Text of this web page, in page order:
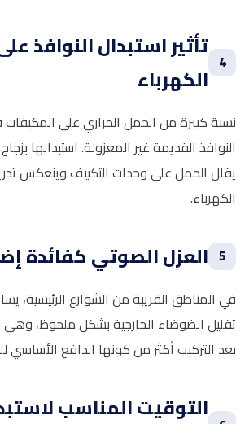
4 تأثير استبدال النوافذ
الكهرباء
نسبة كبيرة من الحمل الحراري على
النوافذ القديمة غير المعزولة. استبدالها
يقلل الحمل على وحدات التكييف وينعكس
الكهرباء.
5 العزل الصوتي كفائدة
في المناطق القريبة من الشوارع الرئيسية،
تقليل الضوضاء الخارجية بشكل ملحوظ، وهي
بعد التركيب أكثر من كونها الدافع الأساسي
التوقيت المناسب